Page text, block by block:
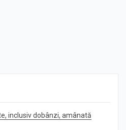
inclusiv dobânzi, amânată